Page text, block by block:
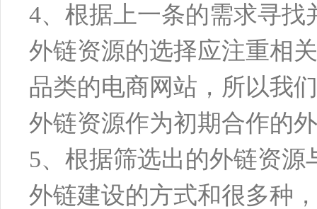
4、根据上一条的需求寻找
外链资源的选择应注重相
品类的电商网站，所以我
外链资源作为初期合作的
5、根据筛选出的外链资
外链建设的方式和很多种